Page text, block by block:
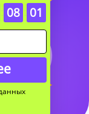
08 01